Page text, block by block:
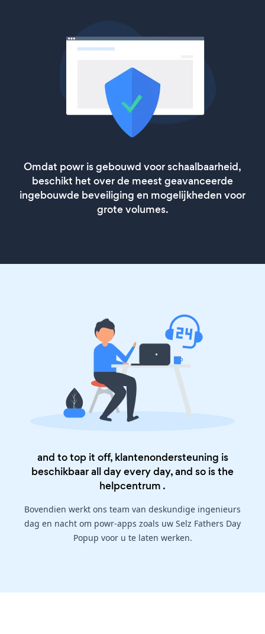
Omdat powr is gebouwd voor schaalbaarheid,
beschikt het over de meest geavanceerde
ingebouwde beveiliging en mogelijkheden voor
grote volumes.
and to top it off, klantenondersteuning is
beschikbaar all day every day, and so is the
helpcentrum .
Bovendien werkt ons team van deskundige ingenieurs
dag en nacht om powr-apps zoals uw Selz Fathers Day
Popup voor u te laten werken.